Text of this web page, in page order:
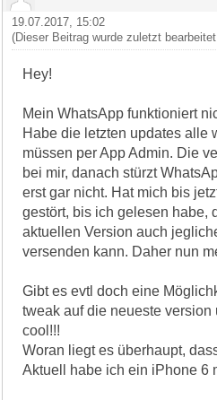
19.07.2017, 15:02
(Dieser Beitrag wurde zuletzt
Hey!
Mein WhatsApp funktioniert
Habe die letzten updates alle
müssen per App Admin. Die
bei mir, danach stürzt
erst gar nicht. Hat mich bis
gestört, bis ich gelesen habe,
aktuellen Version auch
versenden kann. Daher nun
Gibt es evtl doch eine
tweak auf die neueste
cool!!!
Woran liegt es überhaupt,
Aktuell habe ich ein iPhone 6